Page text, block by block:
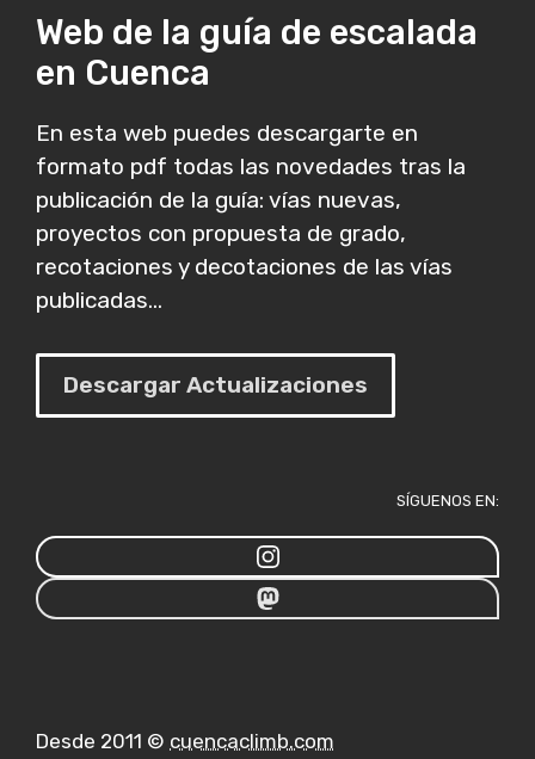
Web de la guía de escalada
en Cuenca
En esta web puedes descargarte en
formato pdf todas las novedades tras la
publicación de la guía: vías nuevas,
proyectos con propuesta de grado,
recotaciones y decotaciones de las vías
publicadas...
Descargar Actualizaciones
SÍGUENOS EN:
Desde 2011 © cuencaclimb.com